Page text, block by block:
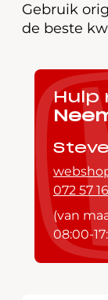
Over ons
Webshop
Contact
Gebruik
de beste
Hulp
072 57
(van
08:00-